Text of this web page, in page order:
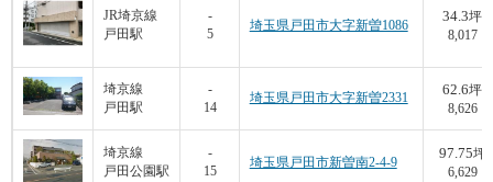
JR埼京線
戸田駅
-
5
埼玉県戸田市大字新曽1086
34.3坪
8,017
埼京線
戸田駅
-
14
埼玉県戸田市大字新曽2331
62.6坪
8,626
埼京線
戸田公園駅
-
15
埼玉県戸田市新曽南2-4-9
97.75坪
6,629